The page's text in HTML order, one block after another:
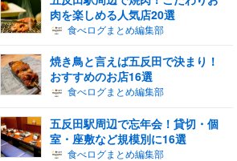
肉を楽しめる人気店20選
食べログまとめ編集部
焼き鳥と言えば五反田で決まり！
おすすめのお店16選
食べログまとめ編集部
五反田駅周辺で忘年会！貸切・個
室・座敷など規模別に16選
食べログまとめ編集部